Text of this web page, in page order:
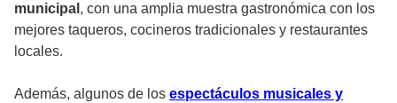
municipal , con una amplia muestra gastronómica con los
mejores taqueros, cocineros tradicionales y restaurantes
locales.
Además, algunos de los espectáculos musicales y